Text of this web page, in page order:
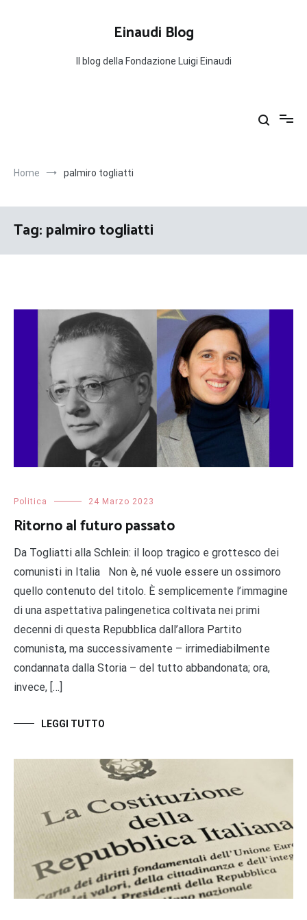
Einaudi Blog
Il blog della Fondazione Luigi Einaudi
Home palmiro togliatti
Tag:palmiro togliatti
Politica 24 Marzo 2023
Ritorno al futuro passato
Da Togliatti alla Schlein: il loop tragico e grottesco dei
comunisti in Italia Non è, né vuole essere un ossimoro
quello contenuto del titolo. È semplicemente l’immagine
di una aspettativa palingenetica coltivata nei primi
decenni di questa Repubblica dall’allora Partito
comunista, ma successivamente – irrimediabilmente
condannata dalla Storia – del tutto abbandonata; ora,
invece, […]
LEGGI TUTTO